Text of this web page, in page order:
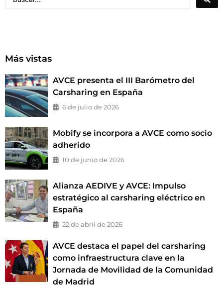
Más vistas
AVCE presenta el III Barómetro del
Carsharing en España
6 de julio de 2026
Mobify se incorpora a AVCE como socio
adherido
10 de junio de 2026
Alianza AEDIVE y AVCE: Impulso
estratégico al carsharing eléctrico en
España
22 de abril de 2026
AVCE destaca el papel del carsharing
como infraestructura clave en la
Jornada de Movilidad de la Comunidad
de Madrid